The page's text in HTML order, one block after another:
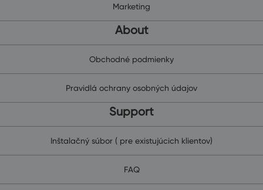
Marketing
About
Obchodné podmienky
Pravidlá ochrany osobných údajov
Support
Inštalačný súbor ( pre existujúcich klientov)
FAQ